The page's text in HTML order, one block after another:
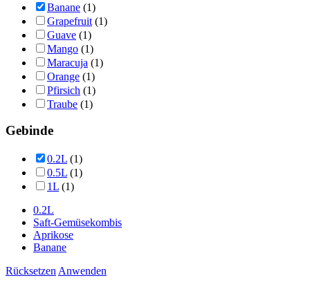
Banane (1)
Grapefruit (1)
Guave (1)
Mango (1)
Maracuja (1)
Orange (1)
Pfirsich (1)
Traube (1)
Gebinde
0.2L (1)
0.5L (1)
1L (1)
0.2L
Saft-Gemüsekombis
Aprikose
Banane
Rücksetzen Anwenden